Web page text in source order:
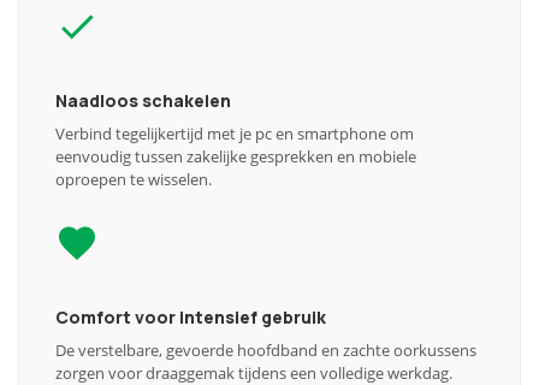
Naadloos schakelen
Verbind tegelijkertijd met je pc en smartphone om
eenvoudig tussen zakelijke gesprekken en mobiele
oproepen te wisselen.
Comfort voor intensief gebruik
De verstelbare, gevoerde hoofdband en zachte oorkussens
zorgen voor draaggemak tijdens een volledige werkdag.